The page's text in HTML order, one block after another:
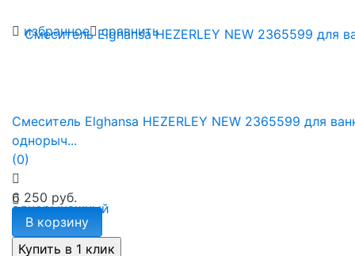
избранное сравнить
Смеситель Elghansa HEZERLEY NEW 2365599 для
однорыч...
(0)
6 250 руб.
В корзину